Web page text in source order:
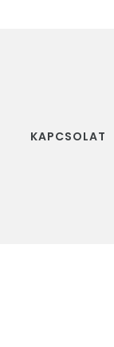
KAPCSOLAT